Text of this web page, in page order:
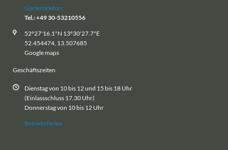
Gartentelefon:
Tel.: +49 30-53210556
52°27'16.1"N 13°30'27.7"E
52.454474, 13.507685
Google maps
Geschäftszeiten
Dienstag von 10 bis 12 und 15 bis 18 Uhr
(Einlassschluss 17.30 Uhr)
Donnerstag von 10 bis 12 Uhr
Betriebsferien